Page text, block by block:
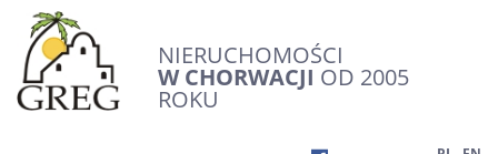
NIERUCHOMOŚCI
W CHORWACJI OD 2005
ROKU